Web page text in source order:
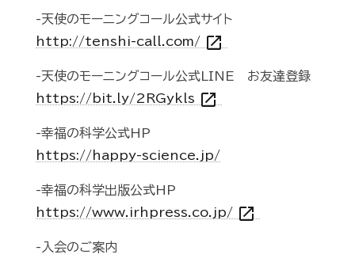
-天使のモーニングコール公式サイト
http://tenshi-call.com/ open_in_new
-天使のモーニングコール公式LINE お友達登録
https://bit.ly/2RGykls open_in_new
-幸福の科学公式HP
https://happy-science.jp/
-幸福の科学出版公式HP
https://www.irhpress.co.jp/ open_in_new
-入会のご案内